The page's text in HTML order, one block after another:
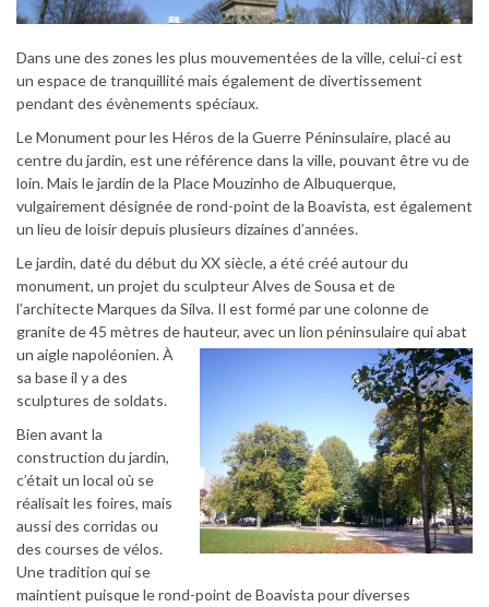
Dans une des zones les plus mouvementées de la ville, celui-ci est
un espace de tranquillité mais également de divertissement
pendant des évènements spéciaux.
Le Monument pour les Héros de la Guerre Péninsulaire, placé au
centre du jardin, est une référence dans la ville, pouvant être vu de
loin. Mais le jardin de la Place Mouzinho de Albuquerque,
vulgairement désignée de rond-point de la Boavista, est également
un lieu de loisir depuis plusieurs dizaines d’années.
Le jardin, daté du début du XX siècle, a été créé autour du
monument, un projet du sculpteur Alves de Sousa et de
l’architecte Marques da Silva. Il est formé par une colonne de
granite de 45 mètres de hauteur, avec un lion péninsulaire qui abat
un aigle napoléonien. À
sa base il y a des
sculptures de soldats.
Bien avant la
construction du jardin,
c’était un local où se
réalisait les foires, mais
aussi des corridas ou
des courses de vélos.
Une tradition qui se
maintient puisque le rond-point de Boavista pour diverses